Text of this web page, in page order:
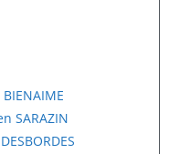
SARAZIN